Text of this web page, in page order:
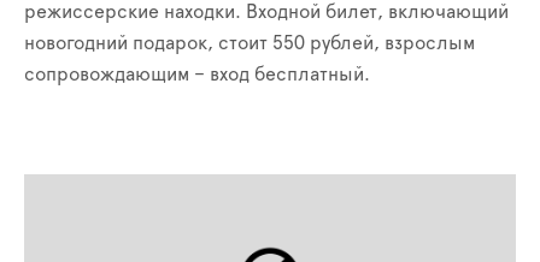
режиссерские находки. Входной билет, включающий
новогодний подарок, стоит 550 рублей, взрослым
сопровождающим – вход бесплатный.